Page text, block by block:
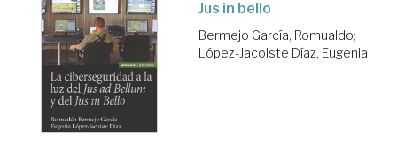
Jus in bello
Bermejo García, Romualdo;
López-Jacoiste Díaz, Eugenia